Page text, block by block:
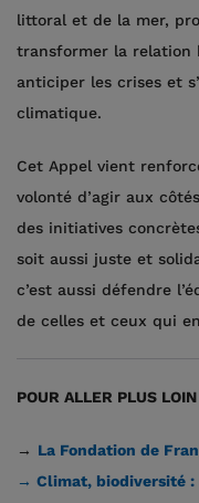
littoral et de la mer,
transformer la relation
anticiper les crises et
climatique.
Cet Appel vient
volonté d’agir aux
des initiatives
soit aussi juste et
c’est aussi défendre
de celles et ceux qui
POUR ALLER PLUS LOIN
→ La Fondation de
→ Climat, biodiversité